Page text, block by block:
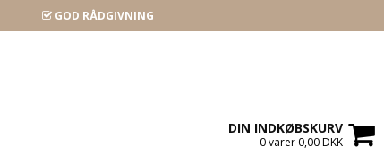
GOD RÅDGIVNING
DIN INDKØBSKURV
0 varer 0,00 DKK